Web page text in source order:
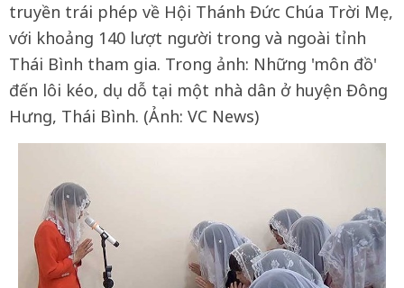
truyền trái phép về Hội Thánh Đức Chúa Trời Mẹ,
với khoảng 140 lượt người trong và ngoài tỉnh
Thái Bình tham gia. Trong ảnh: Những 'môn đồ'
đến lôi kéo, dụ dỗ tại một nhà dân ở huyện Đông
Hưng, Thái Bình. (Ảnh: VC News)